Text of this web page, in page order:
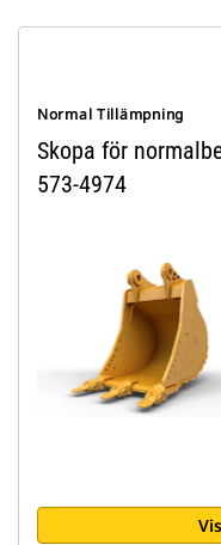
Normal Tillämpning
Skopa för
573-4974